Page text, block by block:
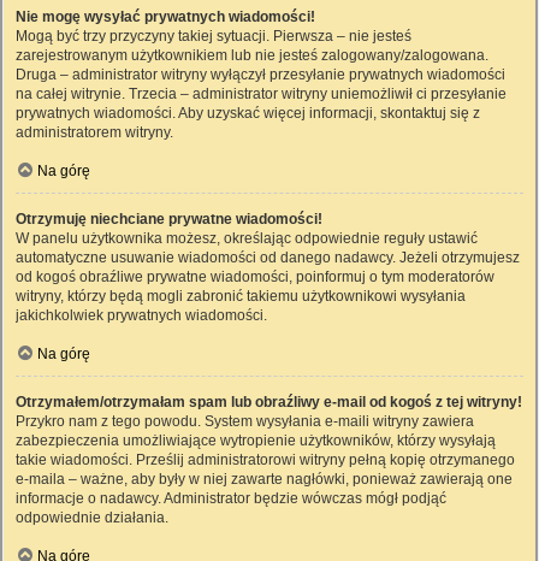
Nie mogę wysyłać prywatnych wiadomości!
Mogą być trzy przyczyny takiej sytuacji. Pierwsza – nie jesteś
zarejestrowanym użytkownikiem lub nie jesteś zalogowany/zalogowana.
Druga – administrator witryny wyłączył przesyłanie prywatnych wiadomości
na całej witrynie. Trzecia – administrator witryny uniemożliwił ci przesyłanie
prywatnych wiadomości. Aby uzyskać więcej informacji, skontaktuj się z
administratorem witryny.
Na górę
Otrzymuję niechciane prywatne wiadomości!
W panelu użytkownika możesz, określając odpowiednie reguły ustawić
automatyczne usuwanie wiadomości od danego nadawcy. Jeżeli otrzymujesz
od kogoś obraźliwe prywatne wiadomości, poinformuj o tym moderatorów
witryny, którzy będą mogli zabronić takiemu użytkownikowi wysyłania
jakichkolwiek prywatnych wiadomości.
Na górę
Otrzymałem/otrzymałam spam lub obraźliwy e-mail od kogoś z tej witryny!
Przykro nam z tego powodu. System wysyłania e-maili witryny zawiera
zabezpieczenia umożliwiające wytropienie użytkowników, którzy wysyłają
takie wiadomości. Prześlij administratorowi witryny pełną kopię otrzymanego
e-maila – ważne, aby były w niej zawarte nagłówki, ponieważ zawierają one
informacje o nadawcy. Administrator będzie wówczas mógł podjąć
odpowiednie działania.
Na górę